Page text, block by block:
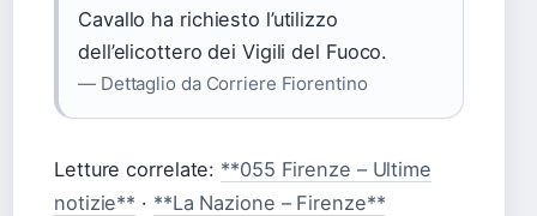
Cavallo ha richiesto l’utilizzo
dell’elicottero dei Vigili del Fuoco.
— Dettaglio da Corriere Fiorentino
Letture correlate: **055 Firenze – Ultime
notizie** · **La Nazione – Firenze**